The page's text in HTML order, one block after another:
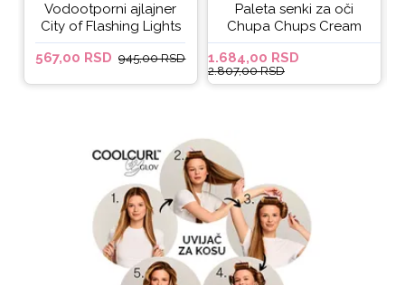
Vodootporni ajlajner
City of Flashing Lights
Micro Retractable Liner
- It's Lit
567,00 RSD 945,00 RSD
Paleta senki za oči
Chupa Chups Cream
Soda
1.684,00 RSD
2.807,00 RSD